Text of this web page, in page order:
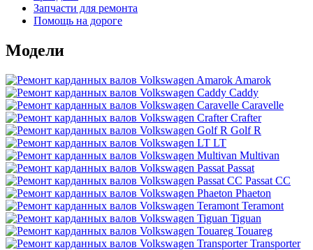
Запчасти для ремонта
Помощь на дороге
Модели
Amarok
Caddy
Caravelle
Crafter
Golf R
LT
Multivan
Passat
Passat CC
Phaeton
Teramont
Tiguan
Touareg
Transporter